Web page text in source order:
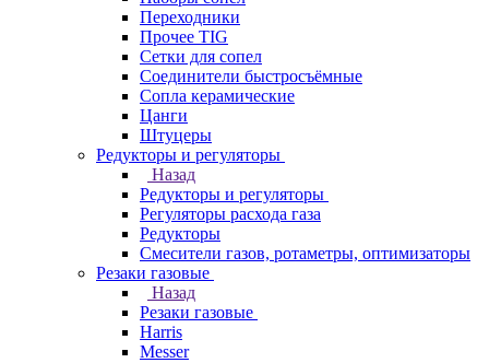
Переходники
Прочее TIG
Сетки для сопел
Соединители быстросъёмные
Сопла керамические
Цанги
Штуцеры
Редукторы и регуляторы
Назад
Редукторы и регуляторы
Регуляторы расхода газа
Редукторы
Смесители газов, ротаметры, оптимизаторы
Резаки газовые
Назад
Резаки газовые
Harris
Messer